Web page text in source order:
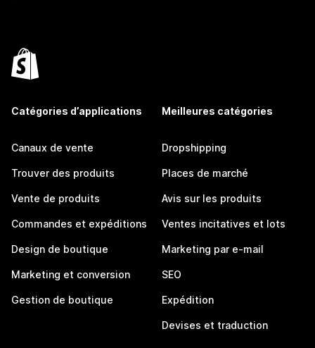
Catégories d’applications
Canaux de vente
Trouver des produits
Vente de produits
Commandes et expéditions
Design de boutique
Marketing et conversion
Gestion de boutique
Meilleures catégories
Dropshipping
Places de marché
Avis sur les produits
Ventes incitatives et lots
Marketing par e-mail
SEO
Expédition
Devises et traduction